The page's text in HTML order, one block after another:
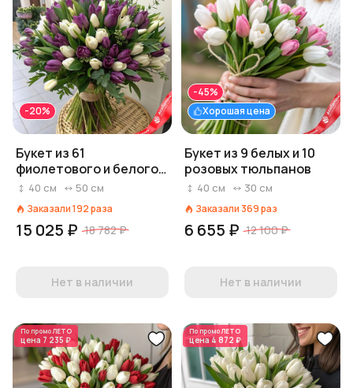
-20%
Букет из 61
фиолетового и белого
тюльпана с зеленью
40 см 50 см
Заказали192раза
15 025 ₽ 18 782 ₽
Нет в наличии
Хорошая цена
-45%
Букет из 9 белых и 10
розовых тюльпанов
40 см 30 см
Заказали 369раз
6 655 ₽ 12 100 ₽
Нет в наличии
По промоЛЕТО
цена 7 235 ₽
По промоЛЕТО
цена 4 872 ₽